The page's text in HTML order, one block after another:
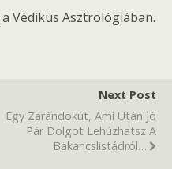
a Védikus Asztrológiában.
Next Post
Egy Zarándokút, Ami Után Jó
Pár Dolgot Lehúzhatsz A
Bakancslistádról…